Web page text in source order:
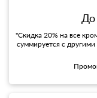
До
"Скидка 20% на все
суммируется с